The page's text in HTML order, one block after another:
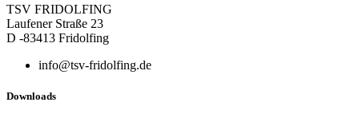
TSV FRIDOLFING
Laufener Straße 23
D -83413 Fridolfing
info@tsv-fridolfing.de
Downloads